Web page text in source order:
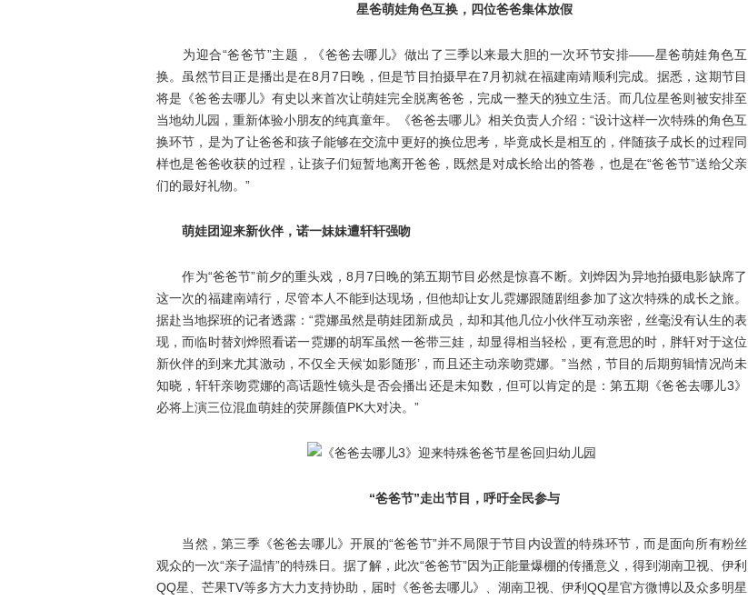
星爸萌娃角色互换，四位爸爸集体放假
为迎合“爸爸节”主题，《爸爸去哪儿》做出了三季以来最大胆的一次环节安排——星爸萌娃角色互
换。虽然节目正是播出是在8月7日晚，但是节目拍摄早在7月初就在福建南靖顺利完成。据悉，这期节目
将是《爸爸去哪儿》有史以来首次让萌娃完全脱离爸爸，完成一整天的独立生活。而几位星爸则被安排至
当地幼儿园，重新体验小朋友的纯真童年。《爸爸去哪儿》相关负责人介绍：“设计这样一次特殊的角色互
换环节，是为了让爸爸和孩子能够在交流中更好的换位思考，毕竟成长是相互的，伴随孩子成长的过程同
样也是爸爸收获的过程，让孩子们短暂地离开爸爸，既然是对成长给出的答卷，也是在“爸爸节”送给父亲
们的最好礼物。”
萌娃团迎来新伙伴，诺一妹妹遭轩轩强吻
作为“爸爸节”前夕的重头戏，8月7日晚的第五期节目必然是惊喜不断。刘烨因为异地拍摄电影缺席了
这一次的福建南靖行，尽管本人不能到达现场，但他却让女儿霓娜跟随剧组参加了这次特殊的成长之旅。
据赴当地探班的记者透露：“霓娜虽然是萌娃团新成员，却和其他几位小伙伴互动亲密，丝毫没有认生的表
现，而临时替刘烨照看诺一霓娜的胡军虽然一爸带三娃，却显得相当轻松，更有意思的时，胖轩对于这位
新伙伴的到来尤其激动，不仅全天候‘如影随形’，而且还主动亲吻霓娜。”当然，节目的后期剪辑情况尚未
知晓，轩轩亲吻霓娜的高话题性镜头是否会播出还是未知数，但可以肯定的是：第五期《爸爸去哪儿3》
必将上演三位混血萌娃的荧屏颜值PK大对决。”
“爸爸节”走出节目，呼吁全民参与
当然，第三季《爸爸去哪儿》开展的“爸爸节”并不局限于节目内设置的特殊环节，而是面向所有粉丝
观众的一次“亲子温情”的特殊日。据了解，此次“爸爸节”因为正能量爆棚的传播意义，得到湖南卫视、伊利
QQ星、芒果TV等多方大力支持协助，届时《爸爸去哪儿》、湖南卫视、伊利QQ星官方微博以及众多明星